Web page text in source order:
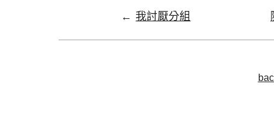
← 我討厭分組